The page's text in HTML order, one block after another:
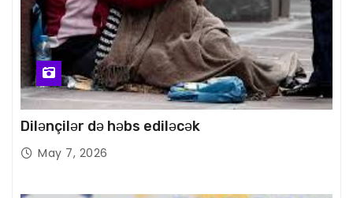
Dilənçilər də həbs ediləcək
May 7, 2026